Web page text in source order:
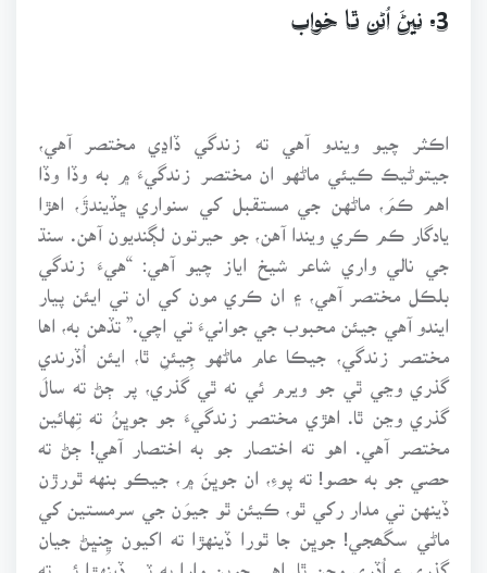
3. نيڻَ اُڻن ٿا خواب
اڪثر چيو ويندو آهي ته زندگي ڏاڍي مختصر آهي،
جيتوڻيڪ ڪيئي ماڻهو ان مختصر زندگيءَ ۾ به وڏا وڏا
اهم ڪمَ، ماڻهن جي مستقبل کي سنواري ڇڏيندڙَ، اهڙا
يادگار ڪم ڪري ويندا آهن، جو حيرتون لڳنديون آهن. سنڌ
جي نالي واري شاعر شيخ اياز چيو آهي: “هيءَ زندگي
بلڪل مختصر آهي، ۽ ان ڪري مون کي ان تي ايئن پيار
ايندو آهي جيئن محبوب جي جوانيءَ تي اچي.” تڏهن به، اها
مختصر زندگي، جيڪا عام ماڻهو جِيئنِ ٿا، ايئن اُڏرندي
گذري وڃي ٿي جو ويرم ئي نه ٿي گذري، پر ڄڻ ته سالَ
گذري وڃن ٿا. اهڙي مختصر زندگيءَ جو جوڀنُ ته تِهائين
مختصر آهي. اهو ته اختصار جو به اختصار آهي! ڄڻ ته
حصي جو به حصو! ته پوءِ، ان جوڀنَ ۾، جيڪو بنهه ٿورڙن
ڏينهن تي مدار رکي ٿو، ڪيئن ٿو جيوَن جي سرمستين کي
ماڻي سگھجي! جوڀن جا ٿورا ڏينهڙا ته اکيون ڇِنڀڻ جيان
گذري ۽ اُڏري وڃن ٿا. اهي جوڀن وارا ٻه ٽي ڏينهڙا ئي ته